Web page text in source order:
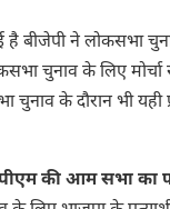
ने लोकसभा चुनाव के
चुनाव के लिए
के दौरान भी यही
की आम सभा का